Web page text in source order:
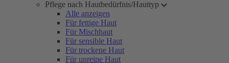
Pflege nach Hautbedürfnis/Hauttyp
Alle anzeigen
Für fettige Haut
Für Mischhaut
Für sensible Haut
Für trockene Haut
Für unreine Haut